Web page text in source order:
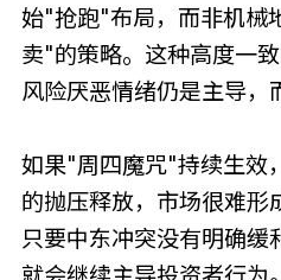
始"抢跑"布局，而非机械
卖"的策略。这种高度一
风险厌恶情绪仍是主导，
如果"周四魔咒"持续生效
的抛压释放，市场很难形
只要中东冲突没有明确缓